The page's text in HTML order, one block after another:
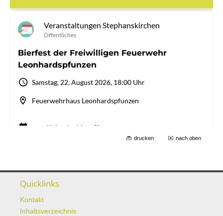
drucken nach oben
Quicklinks
Kontakt
Inhaltsverzeichnis